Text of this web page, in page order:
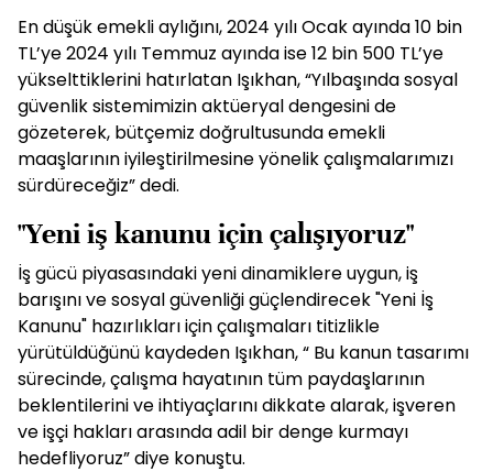
En düşük emekli aylığını, 2024 yılı Ocak ayında 10 bin
TL’ye 2024 yılı Temmuz ayında ise 12 bin 500 TL’ye
yükselttiklerini hatırlatan Işıkhan, “Yılbaşında sosyal
güvenlik sistemimizin aktüeryal dengesini de
gözeterek, bütçemiz doğrultusunda emekli
maaşlarının iyileştirilmesine yönelik çalışmalarımızı
sürdüreceğiz” dedi.
"Yeni iş kanunu için çalışıyoruz"
İş gücü piyasasındaki yeni dinamiklere uygun, iş
barışını ve sosyal güvenliği güçlendirecek "Yeni İş
Kanunu" hazırlıkları için çalışmaları titizlikle
yürütüldüğünü kaydeden Işıkhan, “ Bu kanun tasarımı
sürecinde, çalışma hayatının tüm paydaşlarının
beklentilerini ve ihtiyaçlarını dikkate alarak, işveren
ve işçi hakları arasında adil bir denge kurmayı
hedefliyoruz” diye konuştu.